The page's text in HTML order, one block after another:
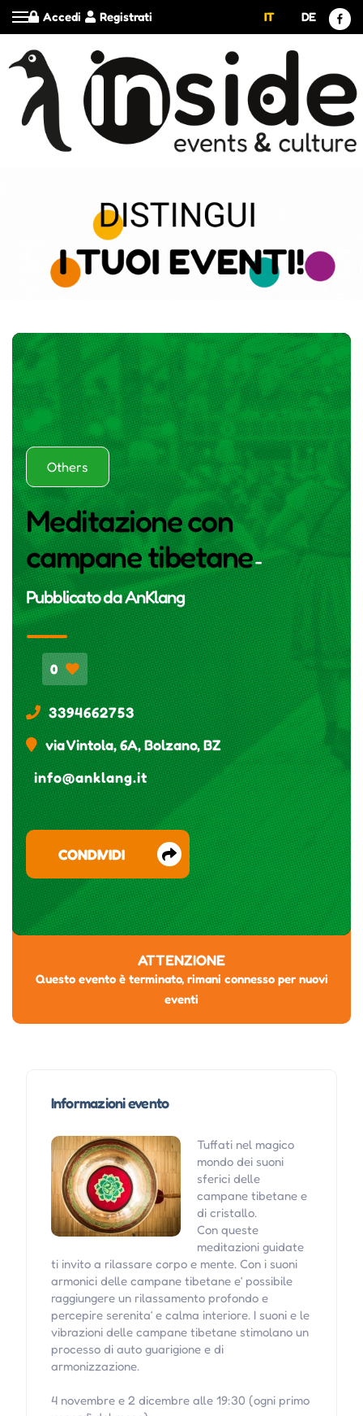
Registrati
Accedi IT DE
Others
Meditazione con
campane tibetane-
Pubblicato daAnKlang
0
3394662753
via Vintola, 6A, Bolzano, BZ
info@anklang.it
CONDIVIDI
ATTENZIONE
Questo evento è terminato, rimani connesso per nuovi
eventi
Informazioni evento
Tuffati nel magico
mondo dei suoni
sferici delle
campane tibetane e
di cristallo.
Con queste
meditazioni guidate
ti invito a rilassare corpo e mente. Con i suoni
armonici delle campane tibetane e‘ possibile
raggiungere un rilassamento profondo e
percepire serenita‘ e calma interiore. I suoni e le
vibrazioni delle campane tibetane stimolano un
processo di auto guarigione e di
armonizzazione.
4 novembre e 2 dicembre alle 19:30 (ogni primo